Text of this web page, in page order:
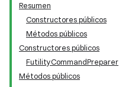
Resumen
Constructores públicos
Métodos públicos
Constructores públicos
FutilityCommandPreparer
Métodos públicos